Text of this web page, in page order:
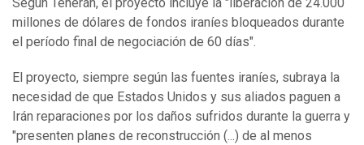
Según Teherán, el proyecto incluye la "liberación de 24.000
millones de dólares de fondos iraníes bloqueados durante
el período final de negociación de 60 días".
El proyecto, siempre según las fuentes iraníes, subraya la
necesidad de que Estados Unidos y sus aliados paguen a
Irán reparaciones por los daños sufridos durante la guerra y
"presenten planes de reconstrucción (...) de al menos